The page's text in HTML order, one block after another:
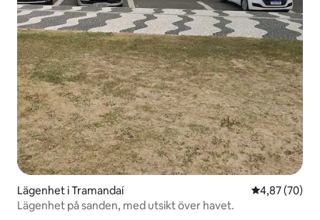
Lägenhet i Tramandaí 4,87 av 5 i
4,87 (70)
Lägenhet på sanden, med utsikt över havet.